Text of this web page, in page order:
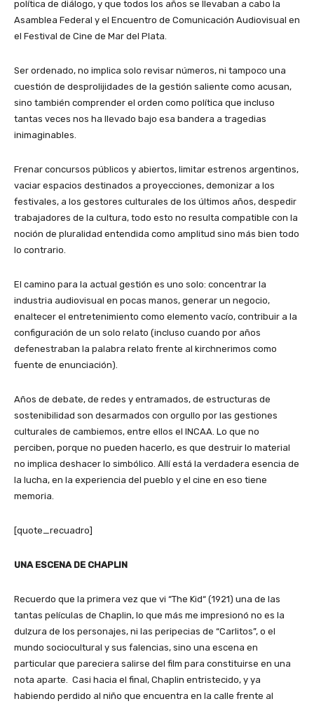
política de diálogo, y que todos los años se llevaban a cabo la
Asamblea Federal y el Encuentro de Comunicación Audiovisual en
el Festival de Cine de Mar del Plata.
Ser ordenado, no implica solo revisar números, ni tampoco una
cuestión de desprolijidades de la gestión saliente como acusan,
sino también comprender el orden como política que incluso
tantas veces nos ha llevado bajo esa bandera a tragedias
inimaginables.
Frenar concursos públicos y abiertos, limitar estrenos argentinos,
vaciar espacios destinados a proyecciones, demonizar a los
festivales, a los gestores culturales de los últimos años, despedir
trabajadores de la cultura, todo esto no resulta compatible con la
noción de pluralidad entendida como amplitud sino más bien todo
lo contrario.
El camino para la actual gestión es uno solo: concentrar la
industria audiovisual en pocas manos, generar un negocio,
enaltecer el entretenimiento como elemento vacío, contribuir a la
configuración de un solo relato (incluso cuando por años
defenestraban la palabra relato frente al kirchnerimos como
fuente de enunciación).
Años de debate, de redes y entramados, de estructuras de
sostenibilidad son desarmados con orgullo por las gestiones
culturales de cambiemos, entre ellos el INCAA. Lo que no
perciben, porque no pueden hacerlo, es que destruir lo material
no implica deshacer lo simbólico. Allí está la verdadera esencia de
la lucha, en la experiencia del pueblo y el cine en eso tiene
memoria.
[quote_recuadro]
UNA ESCENA DE CHAPLIN
Recuerdo que la primera vez que vi “The Kid“ (1921) una de las
tantas películas de Chaplin, lo que más me impresionó no es la
dulzura de los personajes, ni las peripecias de “Carlitos”, o el
mundo sociocultural y sus falencias, sino una escena en
particular que pareciera salirse del film para constituirse en una
nota aparte. Casi hacia el final, Chaplin entristecido, y ya
habiendo perdido al niño que encuentra en la calle frente al